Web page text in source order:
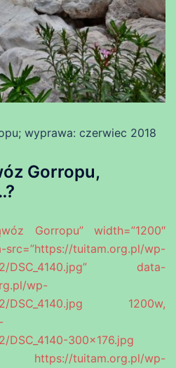
wyprawa: czerwiec 2018
Gorropu,
Gorropu” width=”1200″
tuitam.org.pl/wp-
12/DSC_4140.jpg” data-
wp-
12/DSC_4140.jpg 1200w,
DSC_4140-300×176.jpg
wp-